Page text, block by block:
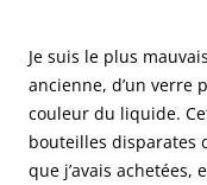
Je suis le plus
ancienne, d’un verre
couleur du liquide.
bouteilles disparates
que j’avais achetées,